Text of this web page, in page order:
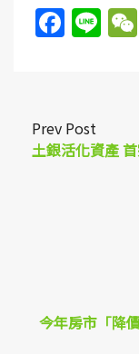
Prev Post
土銀活化資產
今年房市「降